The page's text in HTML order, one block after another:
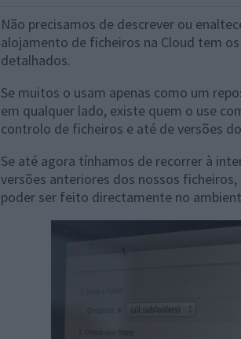
Não precisamos de descrever ou
alojamento de ficheiros na Cloud tem
detalhados.
Se muitos o usam apenas como um
em qualquer lado, existe quem o use
controlo de ficheiros e até de versões
Se até agora tínhamos de recorrer à
versões anteriores dos nossos ficheiros,
poder ser feito directamente no